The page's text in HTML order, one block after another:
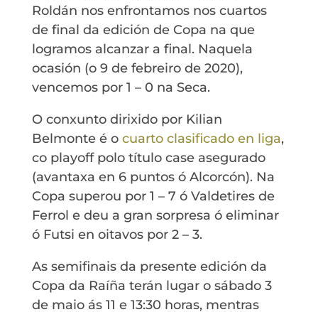
Roldán nos enfrontamos nos cuartos
de final da edición de Copa na que
logramos alcanzar a final. Naquela
ocasión (o 9 de febreiro de 2020),
vencemos por 1 – 0 na Seca.
O conxunto dirixido por Kilian
Belmonte é o cuarto clasificado en liga,
co playoff polo título case asegurado
(avantaxa en 6 puntos ó Alcorcón). Na
Copa superou por 1 – 7 ó Valdetires de
Ferrol e deu a gran sorpresa ó eliminar
ó Futsi en oitavos por 2 – 3.
As semifinais da presente edición da
Copa da Raíña terán lugar o sábado 3
de maio ás 11 e 13:30 horas, mentras